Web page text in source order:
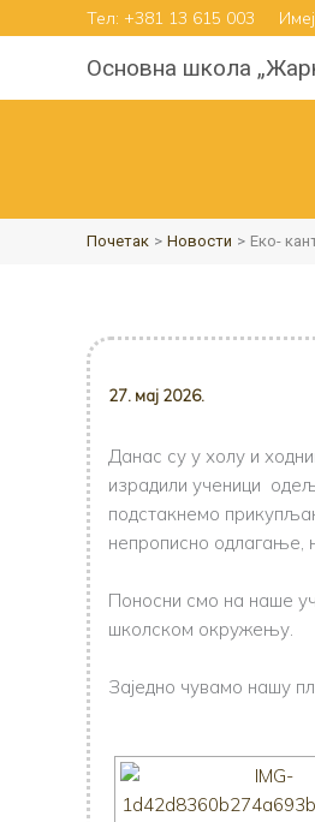
на
Тел: +381 13 615 003
Основна школа
Почетак Новости Еко-
27. мај 2026.
Данас су у холу и
израдили ученици
подстакнемо
непрописно одлагање,
Поносни смо на наше
школском окружењу.
Заједно чувамо нашу